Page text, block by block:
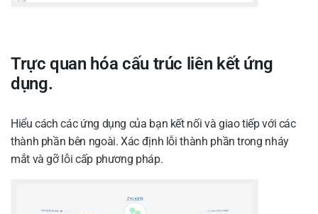
Trực quan hóa cấu trúc liên kết ứng
dụng.
Hiểu cách các ứng dụng của bạn kết nối và giao tiếp với các
thành phần bên ngoài. Xác định lỗi thành phần trong nháy
mắt và gỡ lỗi cấp phương pháp.